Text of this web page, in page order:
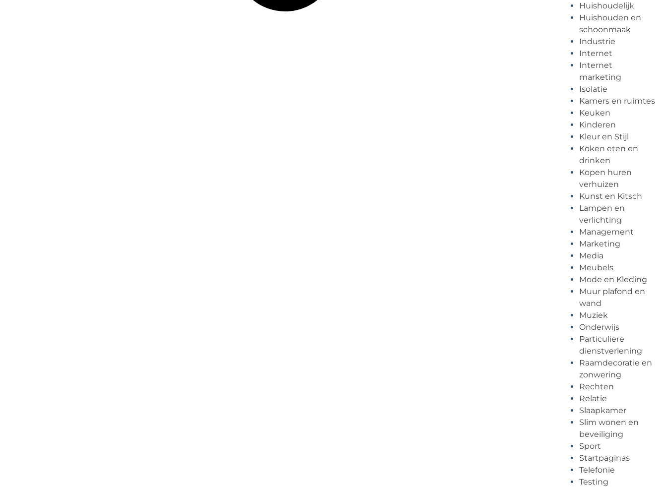
Huishoudelijk
Huishouden en
schoonmaak
Industrie
Internet
Internet
marketing
Isolatie
Kamers en ruimtes
Keuken
Kinderen
Kleur en Stijl
Koken eten en
drinken
Kopen huren
verhuizen
Kunst en Kitsch
Lampen en
verlichting
Management
Marketing
Media
Meubels
Mode en Kleding
Muur plafond en
wand
Muziek
Onderwijs
Particuliere
dienstverlening
Raamdecoratie en
zonwering
Rechten
Relatie
Slaapkamer
Slim wonen en
beveiliging
Sport
Startpaginas
Telefonie
Testing